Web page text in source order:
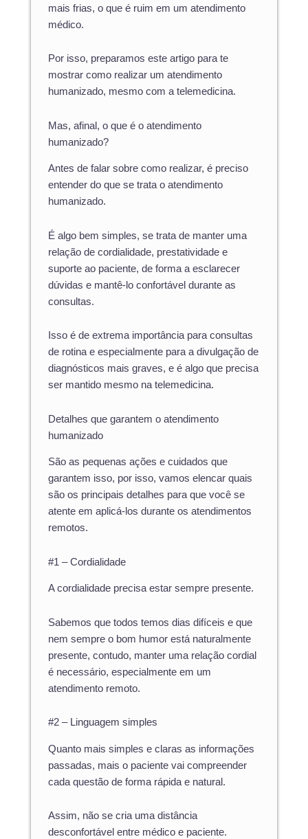
mais frias, o que é ruim em um atendimento
médico.
Por isso, preparamos este artigo para te
mostrar como realizar um atendimento
humanizado, mesmo com a telemedicina.
Mas, afinal, o que é o atendimento
humanizado?
Antes de falar sobre como realizar, é preciso
entender do que se trata o atendimento
humanizado.
É algo bem simples, se trata de manter uma
relação de cordialidade, prestatividade e
suporte ao paciente, de forma a esclarecer
dúvidas e mantê-lo confortável durante as
consultas.
Isso é de extrema importância para consultas
de rotina e especialmente para a divulgação de
diagnósticos mais graves, e é algo que precisa
ser mantido mesmo na telemedicina.
Detalhes que garantem o atendimento
humanizado
São as pequenas ações e cuidados que
garantem isso, por isso, vamos elencar quais
são os principais detalhes para que você se
atente em aplicá-los durante os atendimentos
remotos.
#1 – Cordialidade
A cordialidade precisa estar sempre presente.
Sabemos que todos temos dias difíceis e que
nem sempre o bom humor está naturalmente
presente, contudo, manter uma relação cordial
é necessário, especialmente em um
atendimento remoto.
#2 – Linguagem simples
Quanto mais simples e claras as informações
passadas, mais o paciente vai compreender
cada questão de forma rápida e natural.
Assim, não se cria uma distância
desconfortável entre médico e paciente.